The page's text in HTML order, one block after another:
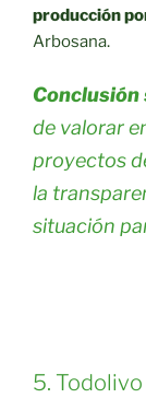
producción
Arbosana.
Conclusión
de valorar
proyectos
la
situación
5.